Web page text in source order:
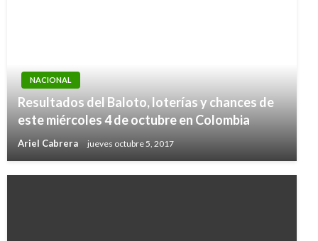
NACIONAL
Resultados del Baloto, loterías y chances de
este miércoles 4 de octubre en Colombia
Ariel Cabrera jueves octubre 5, 2017